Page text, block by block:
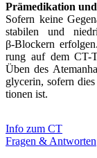
Prä­me­di­ka­ti­on
Sofern kei­ne
sta­bi­len und
β‑Blockern
rung auf dem CT-
Üben des
gly­ce­rin, sofern
tio­nen ist.
Info zum CT
Fra­gen & Ant­wor­ten